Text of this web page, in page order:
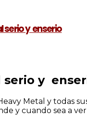
serio y enserio
serio y
Metal y todas
y cuando sea a